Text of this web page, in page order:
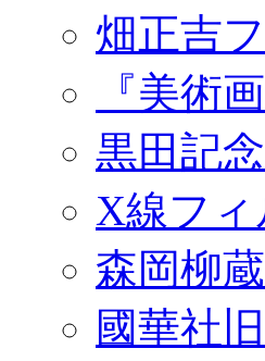
畑正吉
『美術
黒田記
X線フ
森岡柳
國華社